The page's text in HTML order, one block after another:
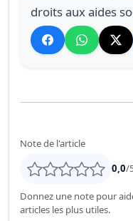
droits aux aides
Note de l'article
0,0/
Donnez une note pour
articles les plus utiles.